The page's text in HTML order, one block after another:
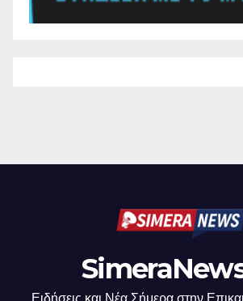
Ειδήσεις και Νέα Σήμερα στην